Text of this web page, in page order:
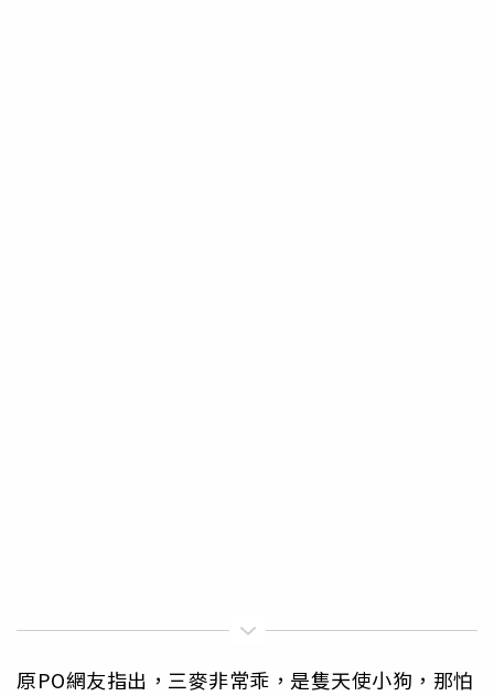
原PO網友指出，三麥非常乖，是隻天使小狗，那怕